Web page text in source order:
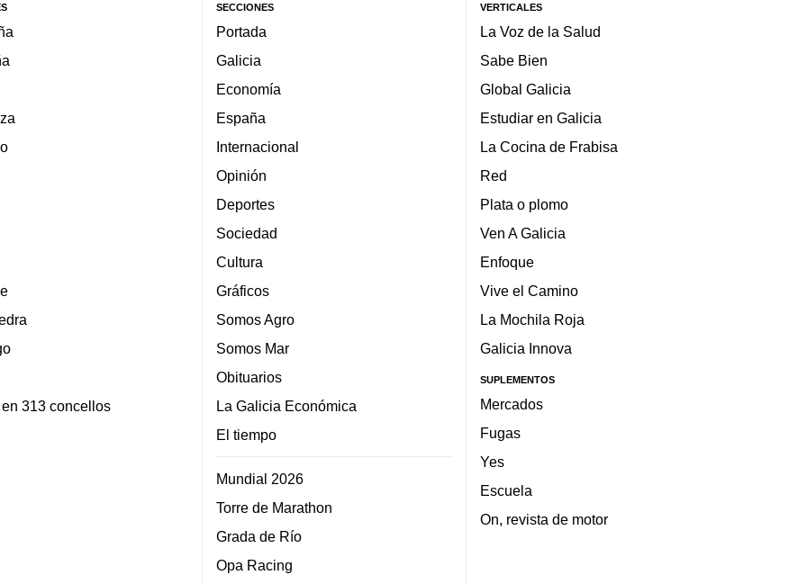
313 concellos
SECCIONES
Portada
Galicia
Economía
España
Internacional
Opinión
Deportes
Sociedad
Cultura
Gráficos
Somos Agro
Somos Mar
Obituarios
La Galicia Económica
El tiempo
Mundial 2026
Torre de Marathon
Grada de Río
Opa Racing
VERTICALES
La Voz de la Salud
Sabe Bien
Global Galicia
Estudiar en Galicia
La Cocina de Frabisa
Red
Plata o plomo
Ven A Galicia
Enfoque
Vive el Camino
La Mochila Roja
Galicia Innova
SUPLEMENTOS
Mercados
Fugas
Yes
Escuela
On, revista de motor